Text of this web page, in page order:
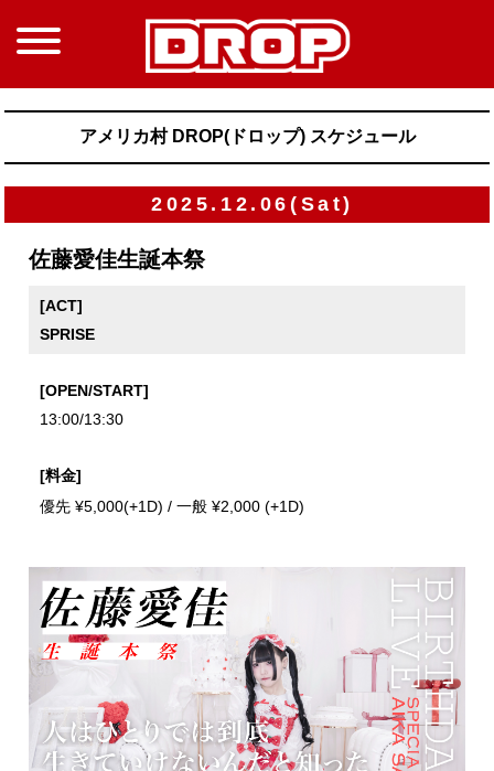
アメリカ村 DROP(ドロップ) スケジュール
2025.12.06(Sat)
佐藤愛佳生誕本祭
[ACT]
SPRISE
[OPEN/START]
13:00/13:30
[料金]
優先 ¥5,000(+1D) / 一般 ¥2,000 (+1D)